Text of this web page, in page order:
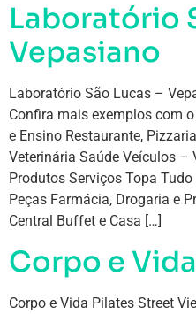
Laboratório
Vepasiano
Laboratório São Lucas –
Confira mais exemplos com
e Ensino Restaurante,
Veterinária Saúde Veículos –
Produtos Serviços Topa
Peças Farmácia, Drogaria e
Central Buffet e Casa […]
Corpo e
Corpo e Vida Pilates Street